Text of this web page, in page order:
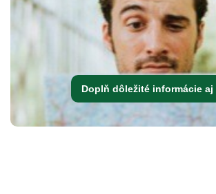
Doplň dôležité informácie aj